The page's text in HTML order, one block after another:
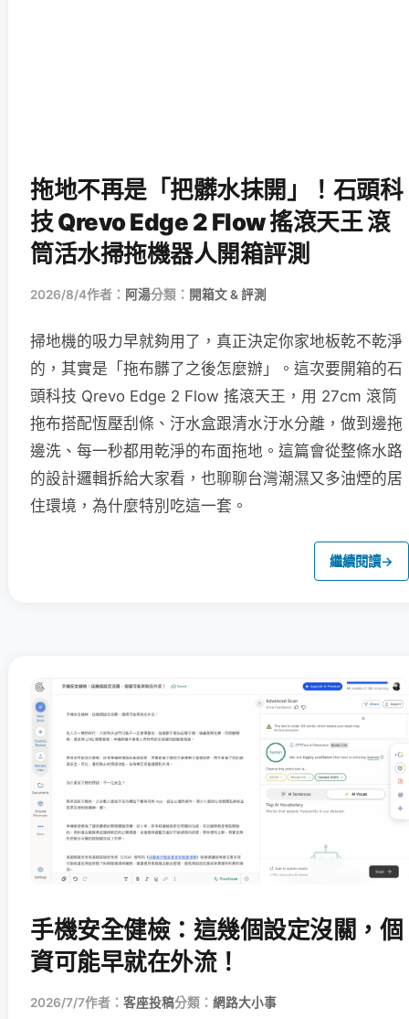
拖地不再是「把髒水抹開」！石頭科
技 Qrevo Edge 2 Flow 搖滾天王 滾
筒活水掃拖機器人開箱評測
2026/8/4作者： 阿湯分類： 開箱文 & 評測
掃地機的吸力早就夠用了，真正決定你家地板乾不乾淨
的，其實是「拖布髒了之後怎麼辦」。這次要開箱的石
頭科技 Qrevo Edge 2 Flow 搖滾天王，用 27cm 滾筒
拖布搭配恆壓刮條、汙水盒跟清水汙水分離，做到邊拖
邊洗、每一秒都用乾淨的布面拖地。這篇會從整條水路
的設計邏輯拆給大家看，也聊聊台灣潮濕又多油煙的居
住環境，為什麼特別吃這一套。
繼續閱讀→
手機安全健檢：這幾個設定沒關，個
資可能早就在外流！
2026/7/7作者： 客座投稿分類： 網路大小事